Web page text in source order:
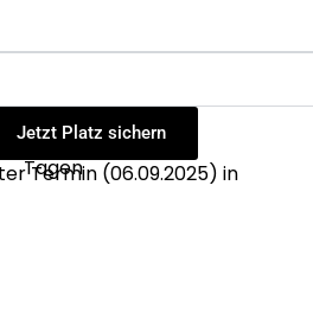
Jetzt Platz sichern
Termin (06.09.2025) in
Tagen